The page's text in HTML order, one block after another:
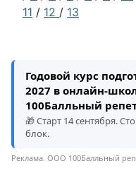
11 / 12 / 13
Годовой курс
2027 в онлайн-
100Балльный
🎁 Старт 14 сентября.
блок.
Реклама. ООО 100Балльный